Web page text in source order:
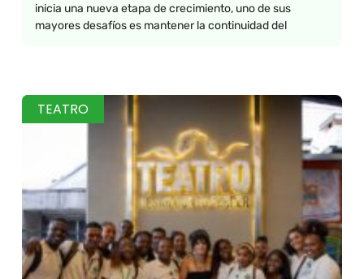
inicia una nueva etapa de crecimiento, uno de sus
mayores desafíos es mantener la continuidad del
TEATRO